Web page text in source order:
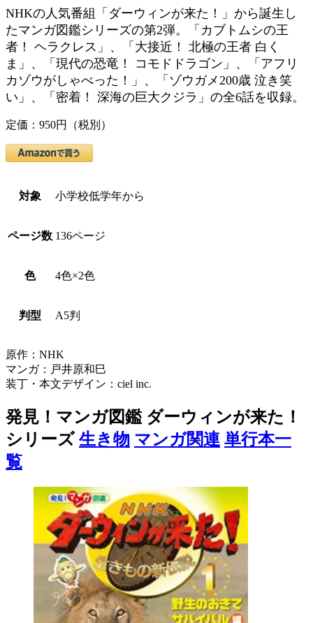
NHKの人気番組「ダーウィンが来た！」から誕生し
たマンガ図鑑シリーズの第2弾。「カブトムシの王
者！ ヘラクレス」、「大接近！ 北極の王者 白く
ま」、「現代の恐竜！ コモドドラゴン」、「アフリ
カゾウがしゃべった！」、「ゾウガメ200歳 泣き笑
い」、「密着！ 深海の巨大クジラ」の全6話を収録。
定価：950円（税別）
対象 小学校低学年から
ページ数 136ページ
色 4色×2色
判型 A5判
原作：NHK
マンガ：戸井原和巳
装丁・本文デザイン：ciel inc.
発見！マンガ図鑑 ダーウィンが来た！
シリーズ 生き物 マンガ関連 単行本一
覧